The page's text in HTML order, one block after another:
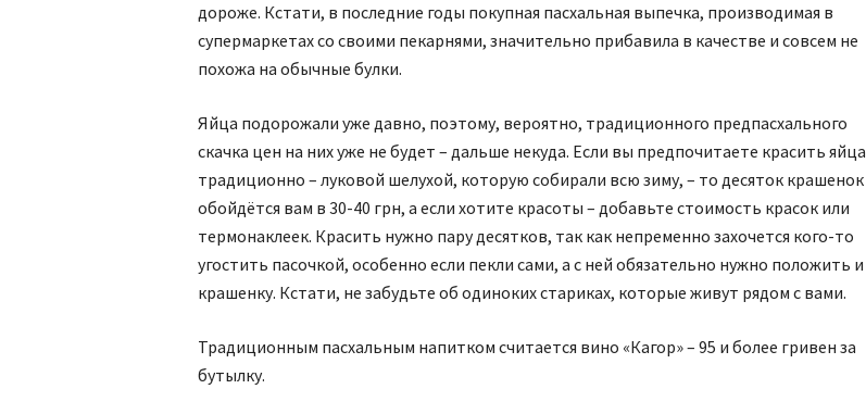
дороже. Кстати, в последние годы покупная пасхальная выпечка, производимая в
супермаркетах со своими пекарнями, значительно прибавила в качестве и совсем не
похожа на обычные булки.
Яйца подорожали уже давно, поэтому, вероятно, традиционного предпасхального
скачка цен на них уже не будет – дальше некуда. Если вы предпочитаете красить яйца
традиционно – луковой шелухой, которую собирали всю зиму, – то десяток крашенок
обойдётся вам в 30-40 грн, а если хотите красоты – добавьте стоимость красок или
термонаклеек. Красить нужно пару десятков, так как непременно захочется кого-то
угостить пасочкой, особенно если пекли сами, а с ней обязательно нужно положить и
крашенку. Кстати, не забудьте об одиноких стариках, которые живут рядом с вами.
Традиционным пасхальным напитком считается вино «Кагор» – 95 и более гривен за
бутылку.